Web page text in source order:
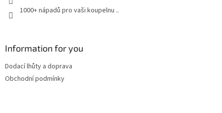
1000+ nápadů pro vaši koupelnu ..
Information for you
Dodací lhůty a doprava
Obchodní podmínky